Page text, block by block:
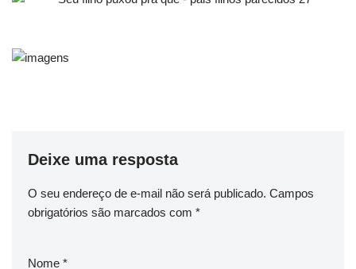
Deixe uma resposta
O seu endereço de e-mail não será publicado. Campos
obrigatórios são marcados com *
Nome *